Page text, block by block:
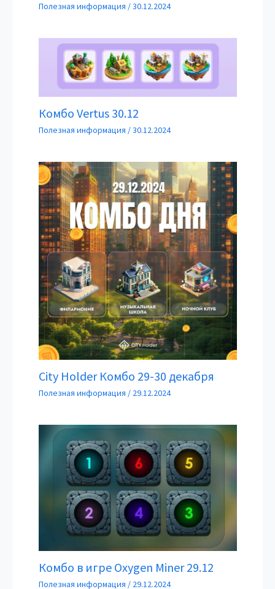
Полезная информация /30.12.2024
Комбо Vertus 30.12
Полезная информация /30.12.2024
City Holder Комбо 29-30 декабря
Полезная информация / 29.12.2024
Комбо в игре Oxygen Miner 29.12
Полезная информация / 29.12.2024